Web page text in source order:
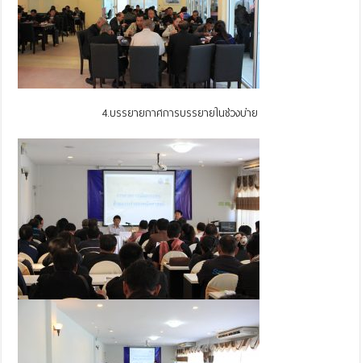
4.บรรยายกาศการบรรยายในช่วงบ่าย